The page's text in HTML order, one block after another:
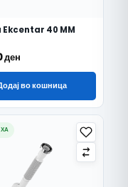
40 MM
ден
во кошница